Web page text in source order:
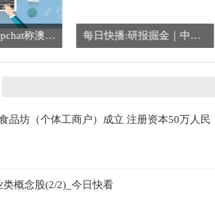
焦点资讯：Snapchat称澳大利亚“16岁以下未成年人社媒禁令”存重大漏洞 每日快播:研报掘金｜中金：上调恒隆地产目标价至11.6港元，上调今明两年盈利预测
品坊（个体工商户）成立 注册资本50万人民
类概念股(2/2)_今日快看